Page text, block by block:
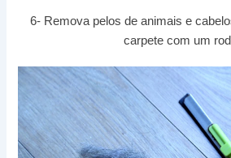
6- Remova pelos de animais e
carpete com um